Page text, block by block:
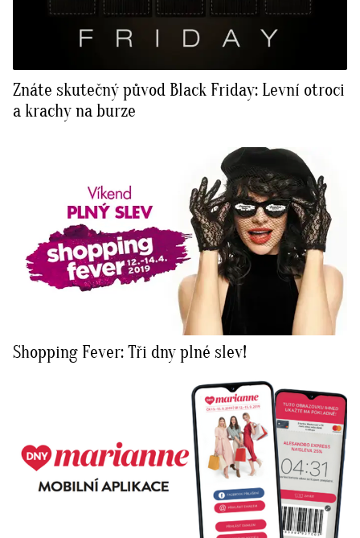
Znáte skutečný původ Black Friday: Levní otroci
a krachy na burze
Shopping Fever: Tři dny plné slev!